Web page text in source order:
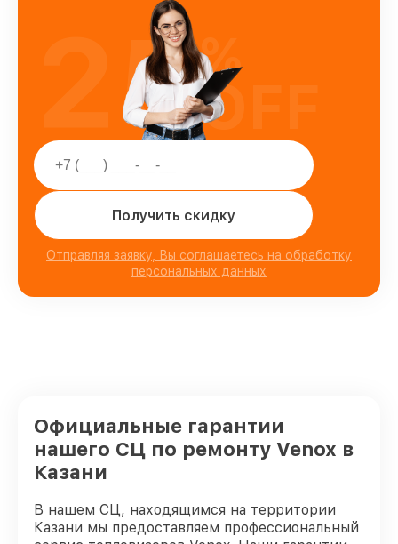
Получить скидку
Отправляя заявку, Вы соглашаетесь на обработку
персональных данных
25%
OFF
Официальные гарантии
нашего СЦ по ремонту Venox в
Казани
В нашем СЦ, находящимся на территории
Казани мы предоставляем профессиональный